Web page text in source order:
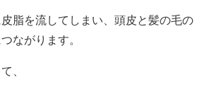
脂を流してしまい、頭皮と髪の毛の
ながります。
、